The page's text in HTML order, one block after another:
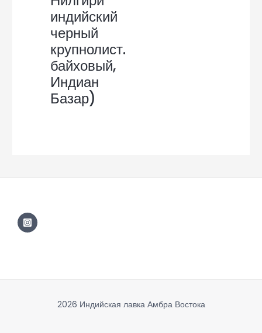
индийский
черный
крупнолист.
байховый,
Индиан
Базар)
2026 Индийская лавка Амбра Востока